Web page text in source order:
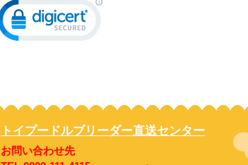
トイプードルブリーダー直送センター
お問い合わせ先